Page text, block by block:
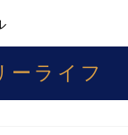
ーライフ